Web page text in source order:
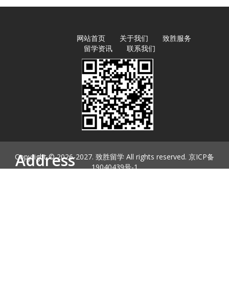
网站首页 关于我们
致胜服务
留学资讯
联系我们
Address
Copyright © 2026-2027. 致胜留学 All rights reserved. 京ICP备
19040439号-1